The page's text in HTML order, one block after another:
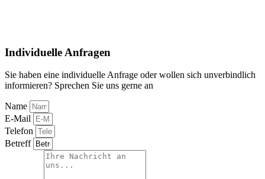
Individuelle Anfragen
Sie haben eine individuelle Anfrage oder wollen sich unverbindlich
informieren? Sprechen Sie uns gerne an
Name
E-Mail
Telefon
Betreff